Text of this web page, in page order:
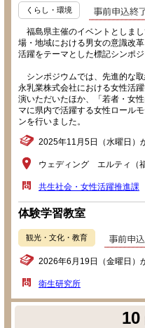
くらし・環境
福島県主催のイベントとしま
場・地域における男女の意識改
活躍をテーマとした標記シンポジ
シンポジウムでは、先進的な
永乳業株式会社における女性活
演いただいたほか、「若者・女
マに県内で活躍する女性ロール
ンを行いました。
2025年11月5日（水曜日）
ウェディング エルティ（
共生社会・女性活躍推進課
体験学習教室
観光・文化・教育
2026年6月19日（金曜日）
衛生研究所
10